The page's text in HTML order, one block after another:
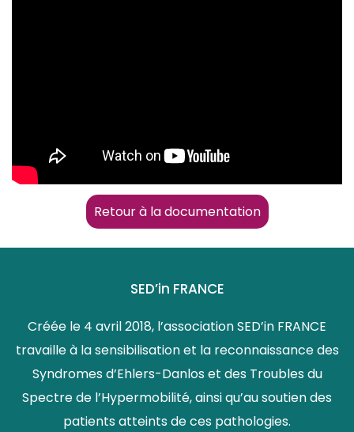
Retour à la documentation
SED’in FRANCE
Créée le 4 avril 2018, l’association SED’in FRANCE
travaille à la sensibilisation et la reconnaissance des
Syndromes d’Ehlers-Danlos et des Troubles du
Spectre de l’Hypermobilité, ainsi qu’au soutien des
patients atteints de ces pathologies.